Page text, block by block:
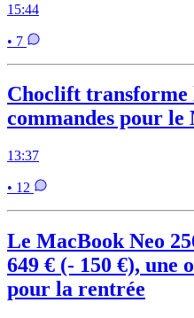
15:44
• 7
Choclift transforme
commandes pour le
13:37
• 12
Le MacBook Neo
649 € (- 150 €), une
pour la rentrée